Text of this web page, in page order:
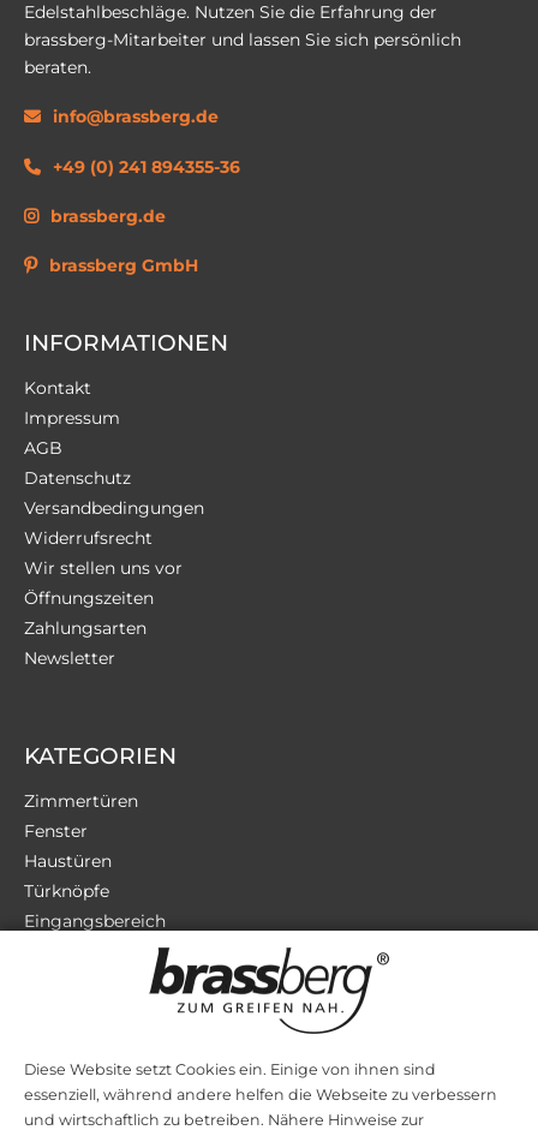
Edelstahlbeschläge. Nutzen Sie die Erfahrung der
brassberg-Mitarbeiter und lassen Sie sich persönlich
beraten.
info@brassberg.de
+49 (0) 241 894355-36
brassberg.de
brassberg GmbH
INFORMATIONEN
Kontakt
Impressum
AGB
Datenschutz
Versandbedingungen
Widerrufsrecht
Wir stellen uns vor
Öffnungszeiten
Zahlungsarten
Newsletter
KATEGORIEN
Zimmertüren
Fenster
Haustüren
Türknöpfe
Eingangsbereich
STILRICHTUNGEN
Diese Website setzt Cookies ein. Einige von ihnen sind
essenziell, während andere helfen die Webseite zu verbessern
und wirtschaftlich zu betreiben. Nähere Hinweise zur